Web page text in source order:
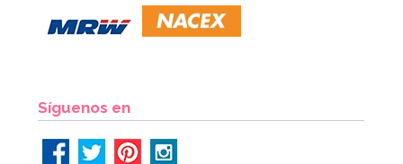
1,40€
Síguenos en